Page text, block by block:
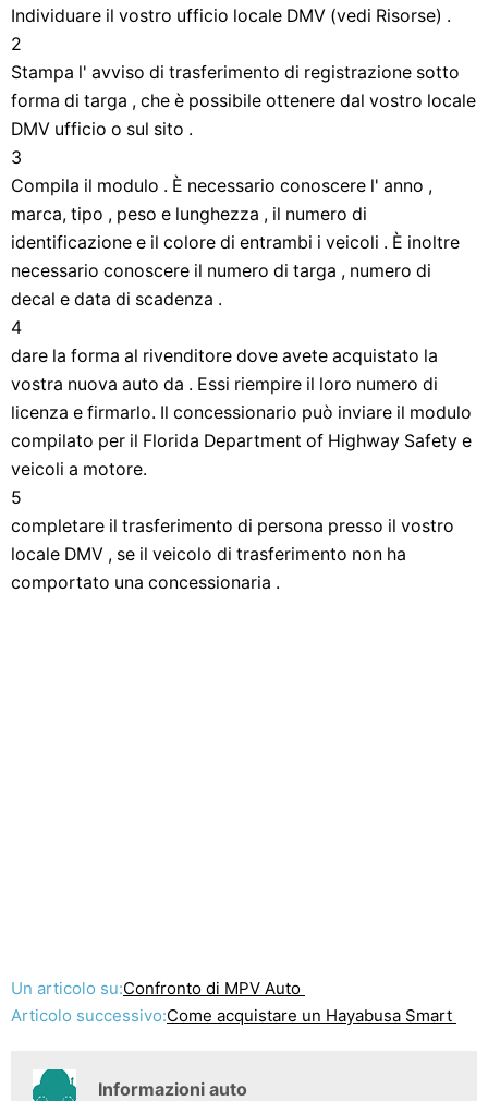
Individuare il vostro ufficio locale DMV (vedi Risorse) .
2
Stampa l' avviso di trasferimento di registrazione sotto
forma di targa , che è possibile ottenere dal vostro locale
DMV ufficio o sul sito .
3
Compila il modulo . È necessario conoscere l' anno ,
marca, tipo , peso e lunghezza , il numero di
identificazione e il colore di entrambi i veicoli . È inoltre
necessario conoscere il numero di targa , numero di
decal e data di scadenza .
4
dare la forma al rivenditore dove avete acquistato la
vostra nuova auto da . Essi riempire il loro numero di
licenza e firmarlo. Il concessionario può inviare il modulo
compilato per il Florida Department of Highway Safety e
veicoli a motore.
5
completare il trasferimento di persona presso il vostro
locale DMV , se il veicolo di trasferimento non ha
comportato una concessionaria .
Un articolo su:Confronto di MPV Auto
Articolo successivo:Come acquistare un Hayabusa Smart
Informazioni auto